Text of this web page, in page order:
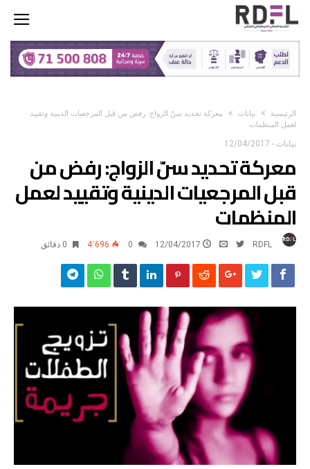
‫الرئيسية‬ بيانات
معركة تحديد سنّ الزواج: رفض من قبل المرجعيات الدينية وتقييد
لعمل المنظمات
بيانات -
12/04/2017
معركة تحديد سنّ الزواج: رفض من
قبل المرجعيات الدينية وتقييد لعمل
المنظمات
RDFL
12/04/2017 4٬696 0 ‫دقائق‬